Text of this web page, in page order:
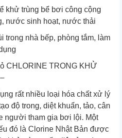
khử trùng bể bơi công cộng
nước sinh hoạt, nước thải
trong nhà bếp, phòng tắm, làm
CHLORINE TRONG KHỬ
rất nhiều loại hóa chất xử lý
độ trong, diệt khuẩn, tảo, cân
người tham gia bơi lội. Một
đó là Clorine Nhật Bản được